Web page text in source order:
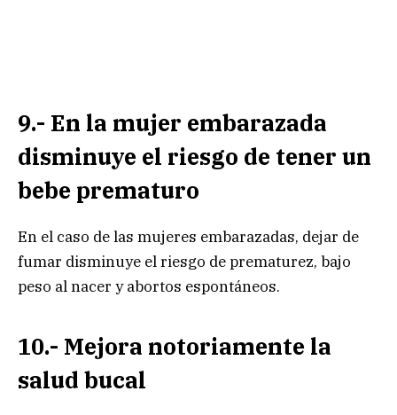
9.- En la mujer embarazada
disminuye el riesgo de tener un
bebe prematuro
En el caso de las mujeres embarazadas, dejar de
fumar disminuye el riesgo de prematurez, bajo
peso al nacer y abortos espontáneos.
10.- Mejora notoriamente la
salud bucal